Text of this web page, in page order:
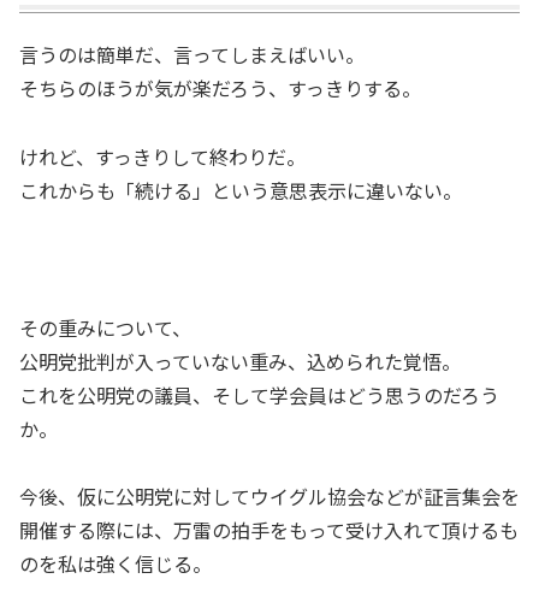
言うのは簡単だ、言ってしまえばいい。
そちらのほうが気が楽だろう、すっきりする。
けれど、すっきりして終わりだ。
これからも「続ける」という意思表示に違いない。
その重みについて、
公明党批判が入っていない重み、込められた覚悟。
これを公明党の議員、そして学会員はどう思うのだろう
か。
今後、仮に公明党に対してウイグル協会などが証言集会を
開催する際には、万雷の拍手をもって受け入れて頂けるも
のを私は強く信じる。